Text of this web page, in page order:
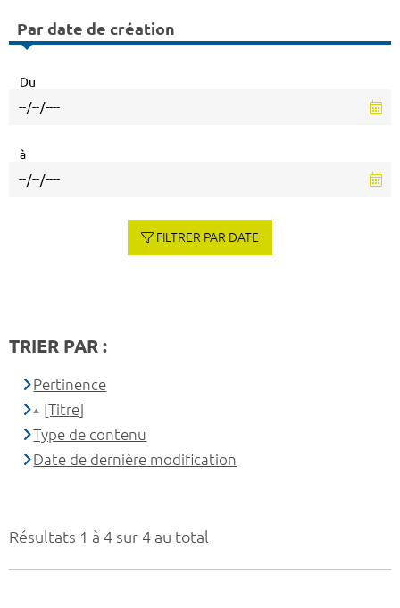
Résultats 1 à 4 sur 4 au total
Par date de création
Du
à
FILTRER PAR DATE
TRIER PAR :
Pertinence
[Titre]
Type de contenu
Date de dernière modification